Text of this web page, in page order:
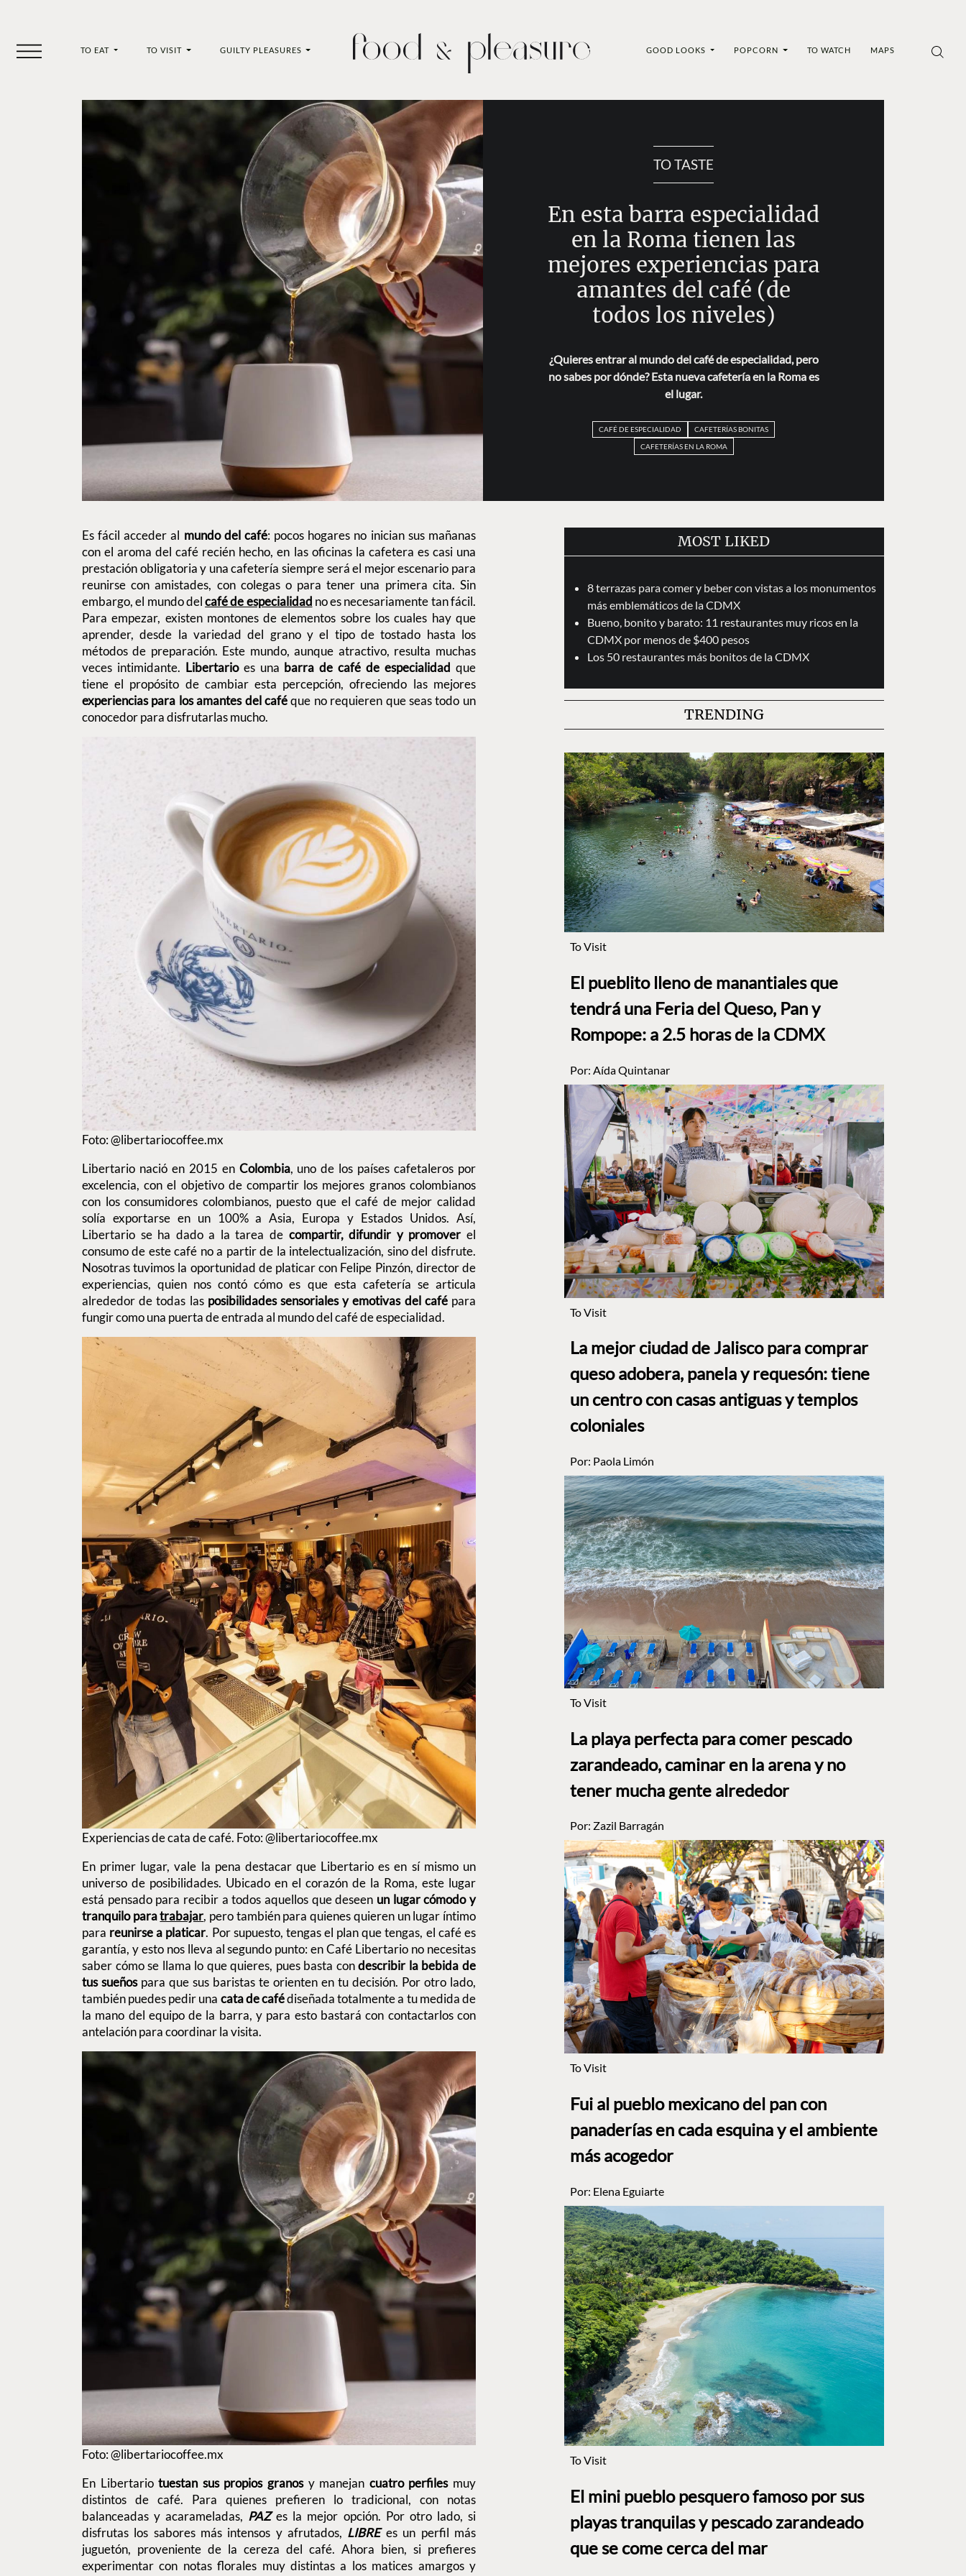
TO EAT TO VISIT GUILTY PLEASURES GOOD LOOKS POPCORN TO WATCH MAPS
TO TASTE
En esta barra especialidad
en la Roma tienen las
mejores experiencias para
amantes del café (de
todos los niveles)
¿Quieres entrar al mundo del café de especialidad, pero
no sabes por dónde? Esta nueva cafetería en la Roma es
el lugar.
CAFÉ DE ESPECIALIDAD
CAFETERÍAS BONITAS
CAFETERÍAS EN LA ROMA
Es fácil acceder al mundo del café: pocos hogares no inician sus mañanas
con el aroma del café recién hecho, en las oficinas la cafetera es casi una
prestación obligatoria y una cafetería siempre será el mejor escenario para
reunirse con amistades, con colegas o para tener una primera cita. Sin
embargo, el mundo delcafé de especialidad no es necesariamente tan fácil.
Para empezar, existen montones de elementos sobre los cuales hay que
aprender, desde la variedad del grano y el tipo de tostado hasta los
métodos de preparación. Este mundo, aunque atractivo, resulta muchas
veces intimidante. Libertarioes una barra de café de especialidad que
tiene el propósito de cambiar esta percepción, ofreciendo las mejores
experiencias para los amantes del caféque no requieren que seas todo un
conocedor para disfrutarlas mucho.
Foto: @libertariocoffee.mx
Libertario nació en 2015 en Colombia, uno de los países cafetaleros por
excelencia, con el objetivo de compartir los mejores granos colombianos
con los consumidores colombianos, puesto que el café de mejor calidad
solía exportarse en un 100% a Asia, Europa y Estados Unidos. Así,
Libertario se ha dado a la tarea de compartir, difundir y promover el
consumo de este café no a partir de la intelectualización, sino del disfrute.
Nosotras tuvimos la oportunidad de platicar con Felipe Pinzón, director de
experiencias, quien nos contó cómo es que esta cafetería se articula
alrededor de todas las posibilidades sensoriales y emotivas del cafépara
fungir como una puerta de entrada al mundo del café de especialidad.
Experiencias de cata de café. Foto: @libertariocoffee.mx
En primer lugar, vale la pena destacar que Libertario es en sí mismo un
universo de posibilidades. Ubicado en el corazón de la Roma, este lugar
está pensado para recibir a todos aquellos que deseen un lugar cómodo y
tranquilo paratrabajar, pero también para quienes quieren un lugar íntimo
para reunirse a platicar. Por supuesto, tengas el plan que tengas, el café es
garantía, y esto nos lleva al segundo punto: en Café Libertario no necesitas
saber cómo se llama lo que quieres, pues basta condescribir la bebida de
tus sueñospara que sus baristas te orienten en tu decisión. Por otro lado,
también puedes pedir una cata de cafédiseñada totalmente a tu medida de
la mano del equipo de la barra, y para esto bastará con contactarlos con
antelación para coordinar la visita.
Foto: @libertariocoffee.mx
En Libertariotuestan sus propios granosy manejan cuatro perfilesmuy
distintos de café. Para quienes prefieren lo tradicional, con notas
balanceadas y acarameladas, PAZes la mejor opción. Por otro lado, si
disfrutas los sabores más intensos y afrutados, LIBREes un perfil más
juguetón, proveniente de la cereza del café. Ahora bien, si prefieres
experimentar con notas florales muy distintas a los matices amargos y
MOST LIKED
8 terrazas para comer y beber con vistas a los monumentos
más emblemáticos de la CDMX
Bueno, bonito y barato: 11 restaurantes muy ricos en la
CDMX por menos de $400 pesos
Los 50 restaurantes más bonitos de la CDMX
TRENDING
To Visit
El pueblito lleno de manantiales que
tendrá una Feria del Queso, Pan y
Rompope: a 2.5 horas de la CDMX
Por: Aída Quintanar
To Visit
La mejor ciudad de Jalisco para comprar
queso adobera, panela y requesón: tiene
un centro con casas antiguas y templos
coloniales
Por: Paola Limón
To Visit
La playa perfecta para comer pescado
zarandeado, caminar en la arena y no
tener mucha gente alrededor
Por: Zazil Barragán
To Visit
Fui al pueblo mexicano del pan con
panaderías en cada esquina y el ambiente
más acogedor
Por: Elena Eguiarte
To Visit
El mini pueblo pesquero famoso por sus
playas tranquilas y pescado zarandeado
que se come cerca del mar